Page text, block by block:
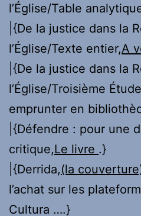
l’Église/Table
|{De la justice dans la
l’Église/Texte entier,A
|{De la justice dans la
l’Église/Troisième
emprunter en
|{Défendre : pour une
critique,Le livre .}
|{Derrida,(la
l’achat sur les
Cultura ….}